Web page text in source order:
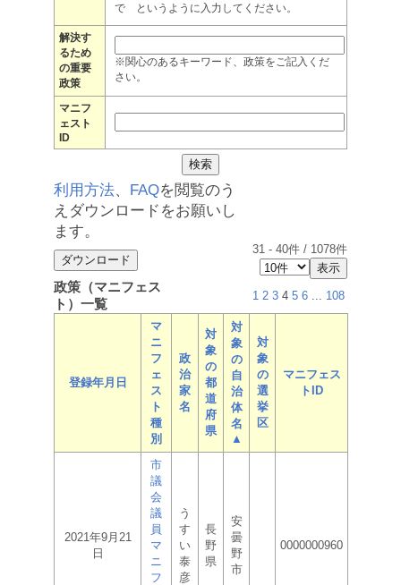
で というように入力してください。
解決す
るため
の重要
政策
※関心のあるキーワード、政策をご記入くだ
さい。
マニフ
ェスト
ID
利用方法、 FAQを閲覧のう
えダウンロードをお願いし
ます。
31 - 40件 / 1078件
政策（マニフェス
ト）一覧
1 2 3 4 5 6 ... 108
登録年月日
マ
ニ
フ
ェ
ス
ト
種
別
政
治
家
名
対
象
の
都
道
府
県
対
象
の
自
治
体
名
▲
対
象
の
選
挙
区
マニフェス
トID
2021年9月21
日
市
議
会
議
員
マ
ニ
フ
う
す
い
泰
彦
長
野
県
安
曇
野
市
0000000960